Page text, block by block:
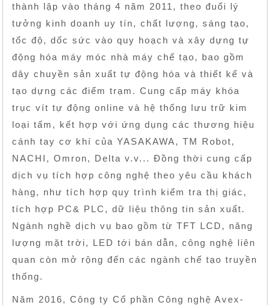
thành lập vào tháng 4 năm 2011, theo đuổi lý
tưởng kinh doanh uy tín, chất lượng, sáng tạo,
tốc độ, dốc sức vào quy hoạch và xây dựng tự
động hóa máy móc nhà máy chế tạo, bao gồm
dây chuyền sản xuất tự động hóa và thiết kế và
tạo dựng các điểm trạm. Cung cấp máy khóa
trục vít tự động online và hệ thống lưu trữ kim
loại tấm, kết hợp với ứng dụng các thương hiệu
cánh tay cơ khí của YASAKAWA, TM Robot,
NACHI, Omron, Delta v.v... Đồng thời cung cấp
dịch vụ tích hợp công nghệ theo yêu cầu khách
hàng, như tích hợp quy trình kiểm tra thị giác,
tích hợp PC& PLC, dữ liệu thông tin sản xuất.
Ngành nghề dịch vụ bao gồm từ TFT LCD, năng
lượng mặt trời, LED tới bán dẫn, công nghệ liên
quan còn mở rộng đến các ngành chế tạo truyền
thống.
Năm 2016, Công ty Cổ phần Công nghệ Avex-